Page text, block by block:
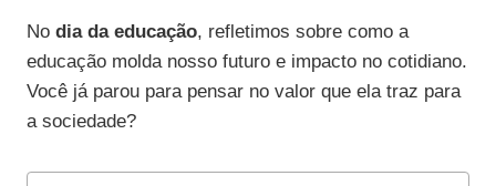
No dia da educação, refletimos sobre como a
educação molda nosso futuro e impacto no cotidiano.
Você já parou para pensar no valor que ela traz para
a sociedade?